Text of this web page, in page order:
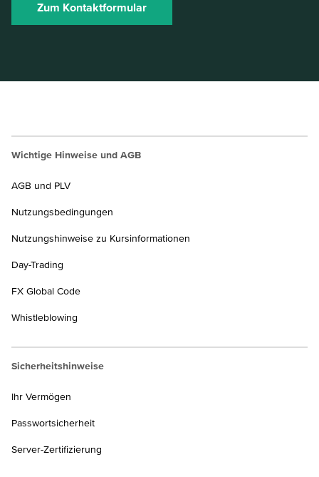
Zum Kontaktformular
Wichtige Hinweise und AGB
AGB und PLV
Nutzungsbedingungen
Nutzungshinweise zu Kursinformationen
Day-Trading
FX Global Code
Whistleblowing
Sicherheitshinweise
Ihr Vermögen
Passwortsicherheit
Server-Zertifizierung